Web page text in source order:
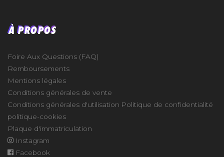
À PROPOS
Foire Aux Questions (FAQ)
Remboursements
Mentions légales
Conditions générales de vente
Conditions générales d'utilisation Politique de confidentialité
politique-cookies
Plaque d'immatriculation
Instagram
Facebook